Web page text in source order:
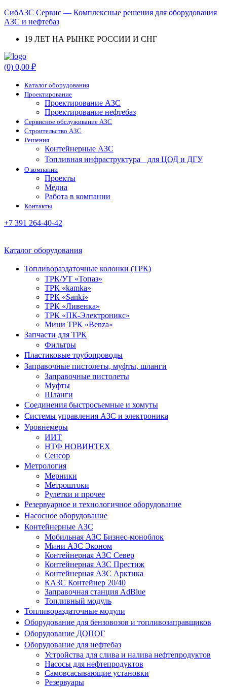
СибАЗС Сервис — Комплексные решения для оборудования
АЗС и нефтебаз
19 ЛЕТ НА РЫНКЕ РОССИИ И СНГ
Menu
(0) 0,00 ₽
Каталог оборудования
Проектирование
Проектирование АЗС
Проектирование нефтебаз
Cервисное обслуживание АЗС
Строительство АЗС
Решения
Контейнерные АЗС
Топливная инфраструктура для ЦОД и ДГУ
О компании
Проекты
Медиа
Работа в компании
Контакты
+7 391 264-40-42
Каталог оборудования
Топливораздаточные колонки (ТРК)
ТРК/УТ «Топаз»
ТРК «kamka»
ТРК «Sanki»
ТРК «Ливенка»
ТРК «ПК-Электроникс»
Мини ТРК «Benza»
Запчасти для ТРК
Фильтры
Пластиковые трубопроводы
Заправочные пистолеты, муфты, шланги
Заправочные пистолеты
Муфты
Шланги
Соединения быстросъемные и хомуты
Системы управления АЗС и электроника
Уровнемеры
ИИТ
НТФ НОВИНТЕХ
Сенсор
Метрология
Мерники
Метроштоки
Рулетки и прочее
Резервуарное и технологичное оборудование
Насосное оборудование
Контейнерные АЗС
Мобильная АЗС Бизнес-моноблок
Мини АЗС Эконом
Контейнерная АЗС Север
Контейнерная АЗС Престиж
Контейнерная АЗС Арктика
КАЗС Контейнер 20/40
Заправочная станция AdBlue
Топливный модуль
Топливораздаточные модули
Оборудование для бензовозов и топливозаправщиков
Оборудование ДОПОГ
Оборудование для нефтебаз
Устройства для слива и налива нефтепродуктов
Насосы для нефтепродуктов
Самовсасывающие установки
Резервуары